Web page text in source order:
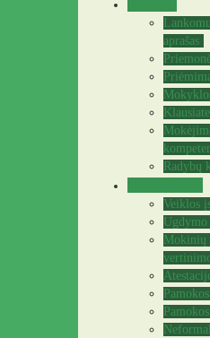
aprašas
Radybų
Veiklos
Mokinių